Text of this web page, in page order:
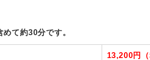
めて約30分です。
13,200円